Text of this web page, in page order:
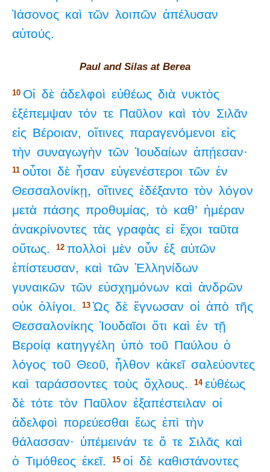
Ἰάσονος καὶ τῶν λοιπῶν ἀπέλυσαν
αὐτούς.
Paul and Silas at Berea
10 Οἱ δὲ ἀδελφοὶ εὐθέως διὰ νυκτὸς
ἐξέπεμψαν τόν τε Παῦλον καὶ τὸν Σιλᾶν
εἰς Βέροιαν, οἵτινες παραγενόμενοι εἰς
τὴν συναγωγὴν τῶν Ἰουδαίων ἀπῄεσαν·
11 οὗτοι δὲ ἦσαν εὐγενέστεροι τῶν ἐν
Θεσσαλονίκῃ, οἵτινες ἐδέξαντο τὸν λόγον
μετὰ πάσης προθυμίας, τὸ καθ’ ἡμέραν
ἀνακρίνοντες τὰς γραφὰς εἰ ἔχοι ταῦτα
οὕτως.
12 πολλοὶ μὲν οὖν ἐξ αὐτῶν
ἐπίστευσαν, καὶ τῶν Ἑλληνίδων
γυναικῶν τῶν εὐσχημόνων καὶ ἀνδρῶν
οὐκ ὀλίγοι. 13 Ὡς δὲ ἔγνωσαν οἱ ἀπὸ τῆς
Θεσσαλονίκης Ἰουδαῖοι ὅτι καὶ ἐν τῇ
Βεροίᾳ κατηγγέλη ὑπὸ τοῦ Παύλου ὁ
λόγος τοῦ Θεοῦ, ἦλθον κἀκεῖ σαλεύοντες
καὶ ταράσσοντες τοὺς ὄχλους. 14 εὐθέως
δὲ τότε τὸν Παῦλον ἐξαπέστειλαν οἱ
ἀδελφοὶ πορεύεσθαι ἕως ἐπὶ τὴν
θάλασσαν· ὑπέμεινάν τε ὅ τε Σιλᾶς καὶ
ὁ Τιμόθεος ἐκεῖ. 15 οἱ δὲ καθιστάνοντες